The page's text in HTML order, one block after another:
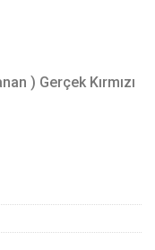
) Gerçek Kırmızı
) Gerçek Kırmızı